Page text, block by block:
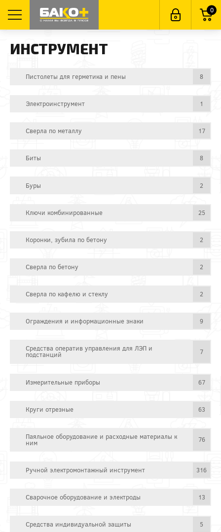
0
ИНСТРУМЕНТ
Пистолеты для герметика и пены 8
Электроинструмент 1
Сверла по металлу 17
Биты 8
Буры 2
Ключи комбинированные 25
Коронки, зубила по бетону 2
Сверла по бетону 2
Сверла по кафелю и стеклу 2
Ограждения и информационные знаки 9
Средства оператив управления для ЛЭП и
подстанций 7
Измерительные приборы 67
Круги отрезные 63
Паяльное оборудование и расходные материалы к
ним 76
Ручной электромонтажный инструмент 316
Сварочное оборудование и электроды 13
Средства индивидуальной защиты 5